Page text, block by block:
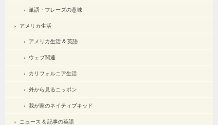
単語・フレーズの意味
アメリカ生活
アメリカ生活 & 英語
ウェブ関連
カリフォルニア生活
外から見るニッポン
我が家のネイティブキッド
ニュース & 記事の英語